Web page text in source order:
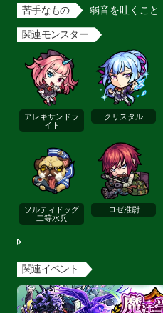
苦手なもの 弱音を吐くこと
関連モンスター
アレキサンドラ
イト
クリスタル
ソルティドッグ
二等水兵
ロゼ准尉
関連イベント